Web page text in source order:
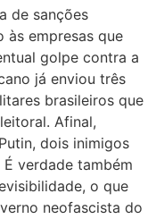
de sanções
às empresas que
golpe contra a
já enviou três
brasileiros que
Afinal,
dois inimigos
verdade também
o que
neofascista do